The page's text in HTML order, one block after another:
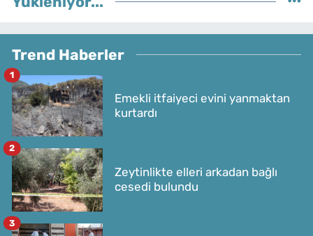
Trend Haberler
Emekli itfaiyeci evini yanmaktan
kurtardı
1
Zeytinlikte elleri arkadan bağlı
cesedi bulundu
2
3